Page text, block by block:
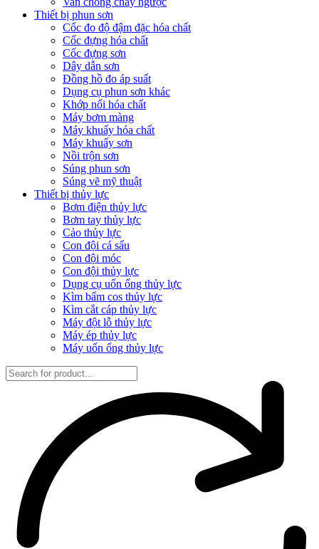
Thiết bị phun sơn
Cốc đo độ đậm đặc hóa chất
Cốc đựng hóa chất
Cốc đựng sơn
Dây dẫn sơn
Đồng hồ đo áp suất
Dụng cụ phun sơn khác
Khớp nối hóa chất
Máy bơm màng
Máy khuấy hóa chất
Máy khuấy sơn
Nồi trộn sơn
Súng phun sơn
Súng vẽ mỹ thuật
Thiết bị thủy lực
Bơm điện thủy lực
Bơm tay thủy lực
Cảo thủy lực
Con đội cá sấu
Con đội móc
Con đội thủy lực
Dụng cụ uốn ống thủy lực
Kìm bấm cos thủy lực
Kìm cắt cáp thủy lực
Máy đột lỗ thủy lực
Máy ép thủy lực
Máy uốn ống thủy lực